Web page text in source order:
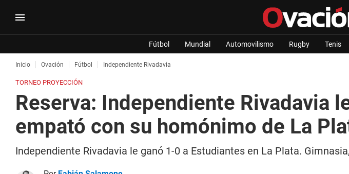
Fútbol Mundial Automovilismo Rugby Tenis
Inicio Ovación Fútbol Independiente Rivadavia
TORNEO PROYECCIÓN
Reserva: Independiente Rivadavia
empató con su homónimo de La
Independiente Rivadavia le ganó 1-0 a Estudiantes en La Plata.